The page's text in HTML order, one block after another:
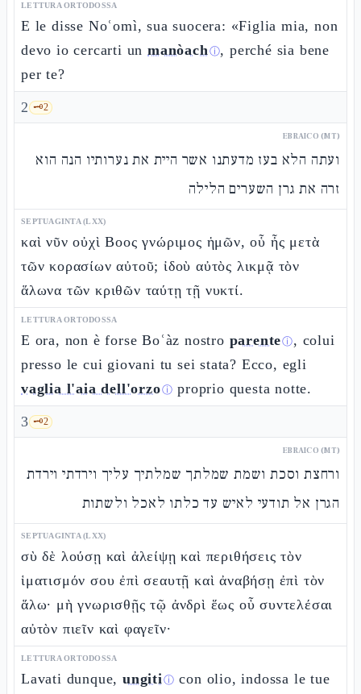
LETTURA ORTODOSSA
E le disse Noʿomì, sua suocera: «Figlia mia, non
devo io cercarti unmanòachⓘ, perché sia bene
per te?
2 🗝️2
EBRAICO (MT)
ועתה הלא בעז מדעתנו אשר היית את נערותיו הנה הוא
זרה את גרן השערים הלילה
SEPTUAGINTA (LXX)
καὶ νῦν οὐχὶ Βοος γνώριμος ἡμῶν, οὗ ἦς μετὰ
τῶν κορασίων αὐτοῦ; ἰδοὺ αὐτὸς λικμᾷ τὸν
ἅλωνα τῶν κριθῶν ταύτῃ τῇ νυκτί.
LETTURA ORTODOSSA
E ora, non è forse Boʿàz nostro parenteⓘ, colui
presso le cui giovani tu sei stata? Ecco, egli
vaglia l'aia dell'orzoⓘ proprio questa notte.
3 🗝️2
EBRAICO (MT)
ורחצת וסכת ושמת שמלתך שמלתיך עליך וירדתי וירדת
הגרן אל תודעי לאיש עד כלתו לאכל ולשתות
SEPTUAGINTA (LXX)
σὺ δὲ λούσῃ καὶ ἀλείψῃ καὶ περιθήσεις τὸν
ἱματισμόν σου ἐπὶ σεαυτῇ καὶ ἀναβήσῃ ἐπὶ τὸν
ἅλω· μὴ γνωρισθῇς τῷ ἀνδρὶ ἕως οὗ συντελέσαι
αὐτὸν πιεῖν καὶ φαγεῖν·
LETTURA ORTODOSSA
Lavati dunque, ungitiⓘ con olio, indossa le tue